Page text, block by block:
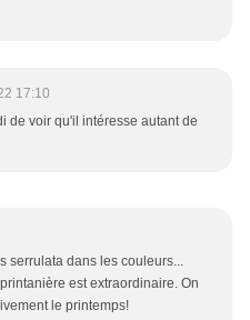
17:10
de voir qu'il intéresse autant de
serrulata dans les couleurs...
est extraordinaire. On
le printemps!